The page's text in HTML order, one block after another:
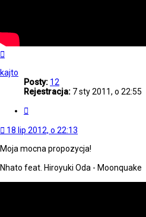
kajto
Posty: 12
Rejestracja: 7 sty 2011, o 22:55
18 lip 2012, o 22:13
Moja mocna propozycja!
Nhato feat. Hiroyuki Oda - Moonquake